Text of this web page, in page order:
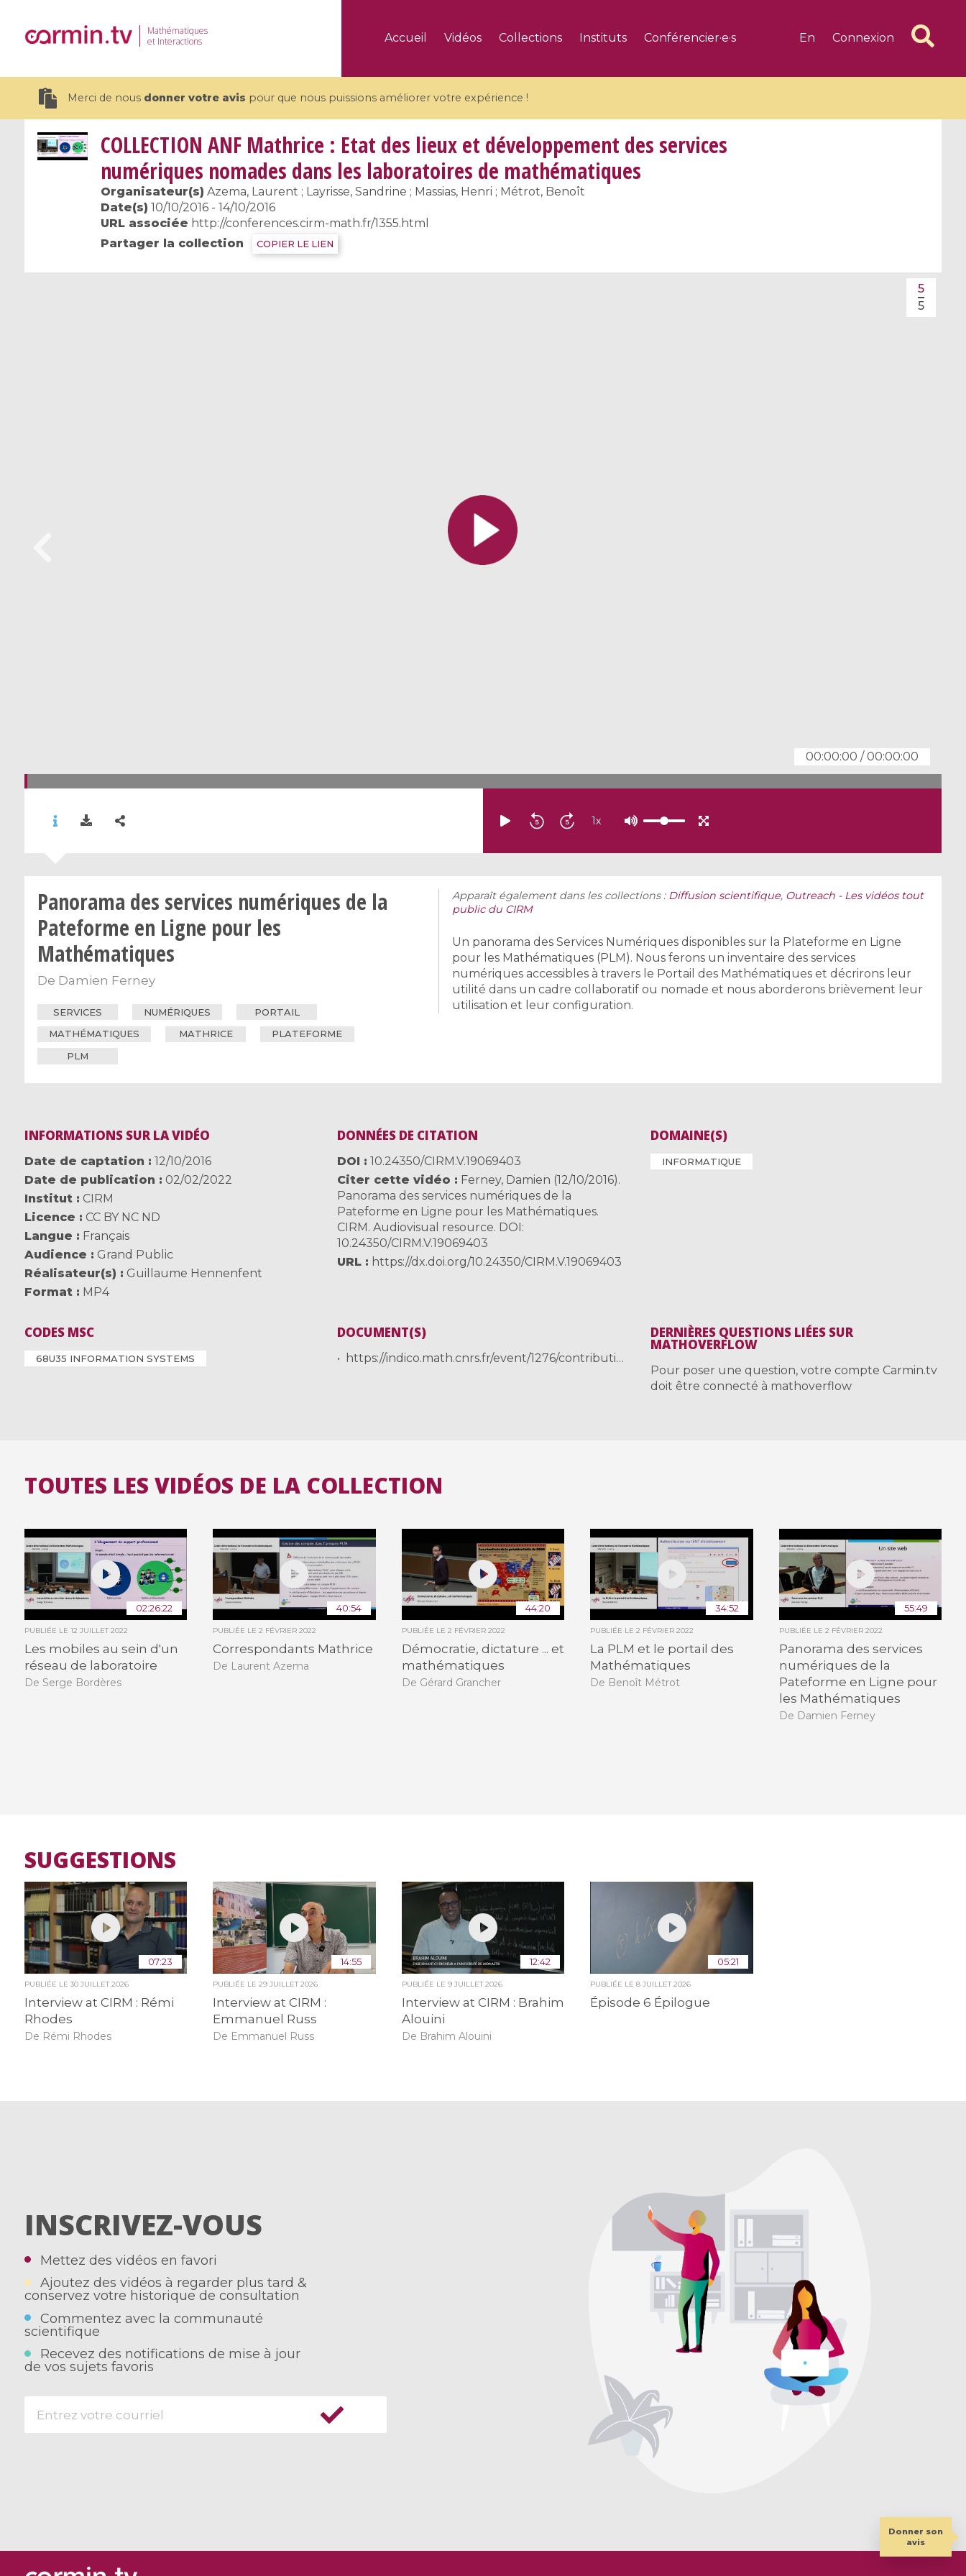
Mathématiques
et Interactions
Accueil Vidéos Collections Instituts Conférencier·e·s En Connexion
Merci de nous donner votre avis pour que nous puissions améliorer votre expérience !
19 videos
CEMRACS 2026 : Modeling and AI
for Environmental Transition /
5 videos
Coulomb branches and affine
quantum groups / Branches de
COLLECTION ANF Mathrice : Etat des lieux et développement des services
numériques nomades dans les laboratoires de mathématiques
Organisateur(s) Azema, Laurent ; Layrisse, Sandrine ; Massias, Henri ; Métrot, Benoît
Date(s) 10/10/2016 - 14/10/2016
URL associée http://conferences.cirm-math.fr/1355.html
Partager la collection
COPIER LE LIEN
00:00:00 /00:00:00
5
5
1x
Panorama des services numériques de la
Pateforme en Ligne pour les
Mathématiques
De Damien Ferney
SERVICES NUMÉRIQUES
PORTAIL
MATHÉMATIQUES
MATHRICE
PLATEFORME
PLM
Apparaît également dans les collections : Diffusion scientifique, Outreach - Les vidéos tout
public du CIRM
Un panorama des Services Numériques disponibles sur la Plateforme en Ligne
pour les Mathématiques (PLM). Nous ferons un inventaire des services
numériques accessibles à travers le Portail des Mathématiques et décrirons leur
utilité dans un cadre collaboratif ou nomade et nous aborderons brièvement leur
utilisation et leur configuration.
INFORMATIONS SUR LA VIDÉO
Date de captation
12/10/2016
Date de publication
02/02/2022
Institut
CIRM
Licence
CC BY NC ND
Langue
Français
Audience
Grand Public
Réalisateur(s)
Guillaume Hennenfent
Format
MP4
DONNÉES DE CITATION
DOI
10.24350/CIRM.V.19069403
Citer cette vidéo
Ferney, Damien (12/10/2016).
Panorama des services numériques de la
Pateforme en Ligne pour les Mathématiques.
CIRM. Audiovisual resource. DOI:
10.24350/CIRM.V.19069403
URL
https://dx.doi.org/10.24350/CIRM.V.19069403
DOMAINE(S)
INFORMATIQUE
CODES MSC
68U35 INFORMATION SYSTEMS
DOCUMENT(S)
https://indico.math.cnrs.fr/event/1276/contribution/12/material/slides/0.pdf
DERNIÈRES QUESTIONS LIÉES SUR
MATHOVERFLOW
Pour poser une question, votre compte Carmin.tv
doit être connecté à mathoverflow
TOUTES LES VIDÉOS DE LA COLLECTION
02:26:22
PUBLIÉE LE 12 JUILLET 2022
Les mobiles au sein d'un
réseau de laboratoire
De Serge Bordères
40:54
PUBLIÉE LE2 FÉVRIER 2022
Correspondants Mathrice
De Laurent Azema
44:20
PUBLIÉE LE 2 FÉVRIER 2022
Démocratie, dictature ... et
mathématiques
De Gérard Grancher
34:52
PUBLIÉE LE2 FÉVRIER 2022
La PLM et le portail des
Mathématiques
De Benoît Métrot
55:49
PUBLIÉE LE 2 FÉVRIER 2022
Panorama des services
numériques de la
Pateforme en Ligne pour
les Mathématiques
De Damien Ferney
SUGGESTIONS
07:23
PUBLIÉE LE 30 JUILLET 2026
Interview at CIRM : Rémi
Rhodes
De Rémi Rhodes
14:55
PUBLIÉE LE29 JUILLET 2026
Interview at CIRM :
Emmanuel Russ
De Emmanuel Russ
12:42
PUBLIÉE LE 9 JUILLET 2026
Interview at CIRM : Brahim
Alouini
De Brahim Alouini
05:21
PUBLIÉE LE8 JUILLET 2026
Épisode 6 Épilogue
INSCRIVEZ-VOUS
Mettez des vidéos en favori
Ajoutez des vidéos à regarder plus tard &
conservez votre historique de consultation
Commentez avec la communauté
scientifique
Recevez des notifications de mise à jour
de vos sujets favoris
Donner son
avis